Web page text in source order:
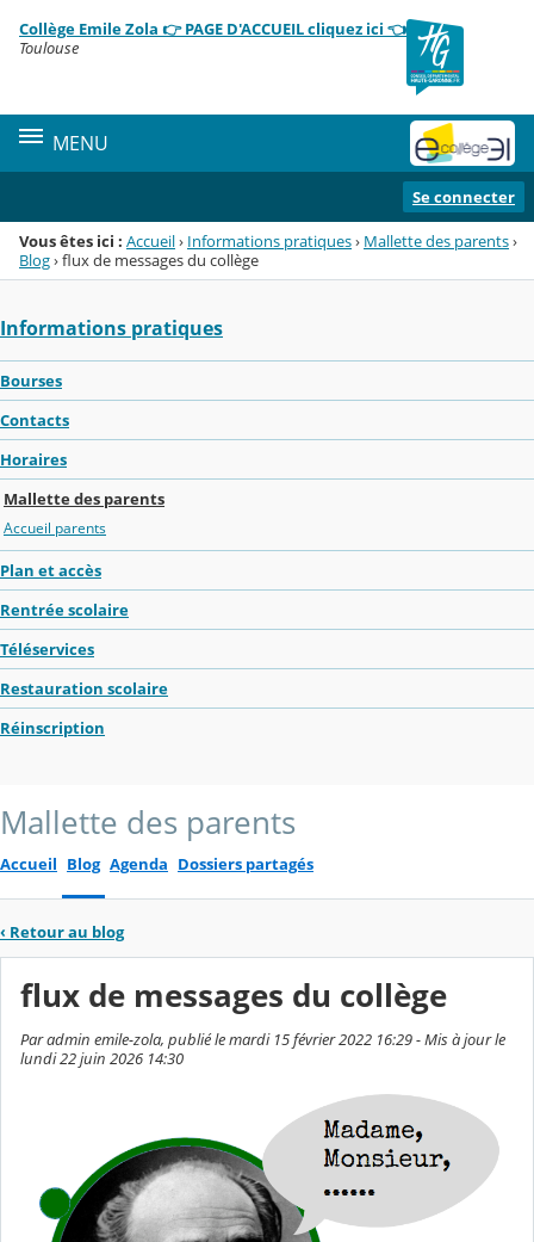
Menu de la rubrique
Contenu
Collège Emile Zola 👉 PAGE D'ACCUEIL cliquez ici 👈
Toulouse
MENU
Se connecter
Vous êtes ici : Accueil› Informations pratiques› Mallette des parents›
Blog›flux de messages du collège
Informations pratiques
Bourses
Contacts
Horaires
Mallette des parents
Accueil parents
Plan et accès
Rentrée scolaire
Téléservices
Restauration scolaire
Réinscription
Mallette des parents
Accueil Blog Agenda Dossiers partagés
‹ Retour au blog
flux de messages du collège
Par admin emile-zola, publié le mardi 15 février 2022 16:29 - Mis à jour le
lundi 22 juin 2026 14:30